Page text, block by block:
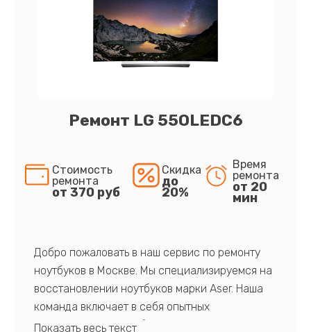
Ремонт LG 55OLEDC6
Стоимость
ремонта
от 370 руб
Скидка
до
20%
Время
ремонта
от 20
мин
Добро пожаловать в наш сервис по ремонту
ноутбуков в Москве. Мы специализируемся на
восстановлении ноутбуков марки Aser. Наша
команда включает в себя опытных
профессионалов с обширными знаниями и